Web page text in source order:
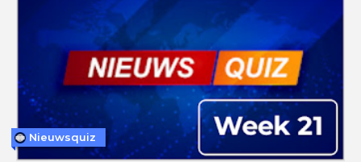
Nieuwsquiz